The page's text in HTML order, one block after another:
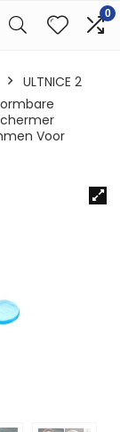
0
ULTNICE 2
Voor